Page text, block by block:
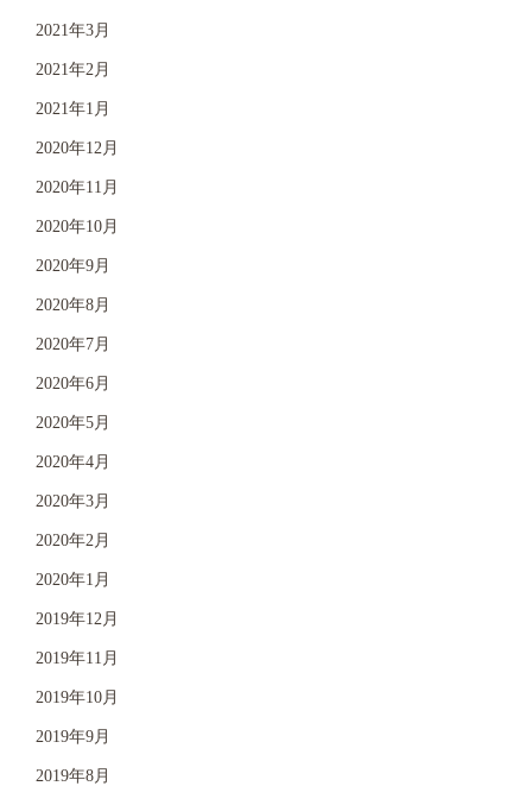
2021年3月
2021年2月
2021年1月
2020年12月
2020年11月
2020年10月
2020年9月
2020年8月
2020年7月
2020年6月
2020年5月
2020年4月
2020年3月
2020年2月
2020年1月
2019年12月
2019年11月
2019年10月
2019年9月
2019年8月